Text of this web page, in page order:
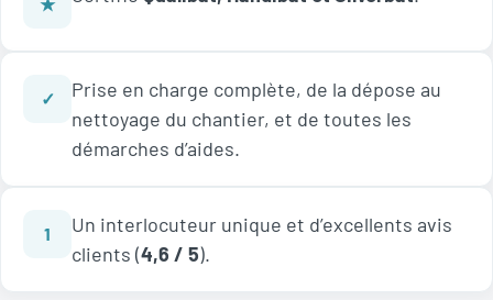
✓
Prise en charge complète, de la dépose au
nettoyage du chantier, et de toutes les
démarches d’aides.
1
Un interlocuteur unique et d’excellents avis
clients (4,6 / 5).